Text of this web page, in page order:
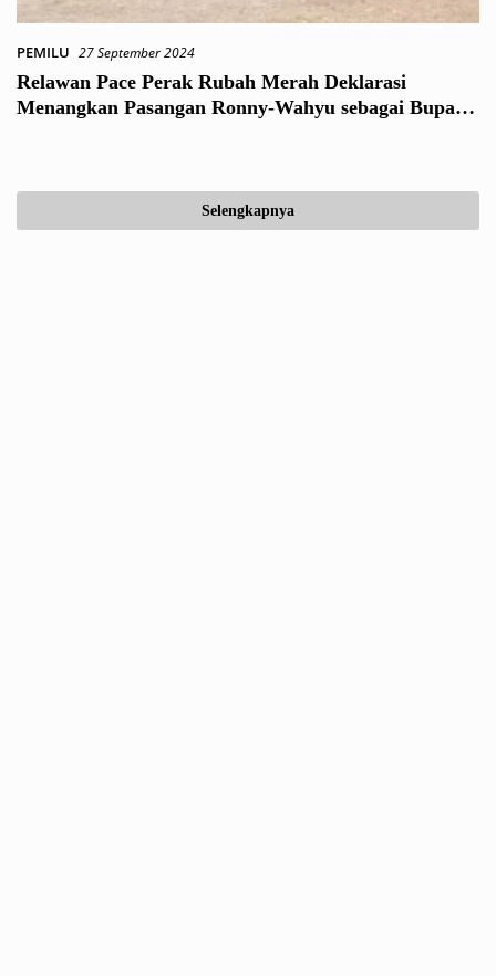
PEMILU 27 September 2024
Relawan Pace Perak Rubah Merah Deklarasi
Menangkan Pasangan Ronny-Wahyu sebagai Bupati
Selengkapnya